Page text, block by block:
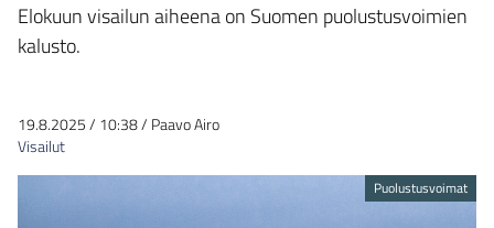
Elokuun visailun aiheena on Suomen puolustusvoimien
kalusto.
19.8.2025/ 10:38/ Paavo Airo
Visailut
Puolustusvoimat